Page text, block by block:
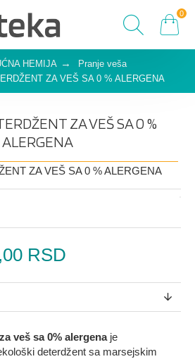
0
HEMIJA
Pranje veša
ZA VEŠ SA 0 % ALERGENA
ZA VEŠ SA 0 %
ALERGENA
RSD
veš sa 0% alergenaje
deterdžent sa marsejskim